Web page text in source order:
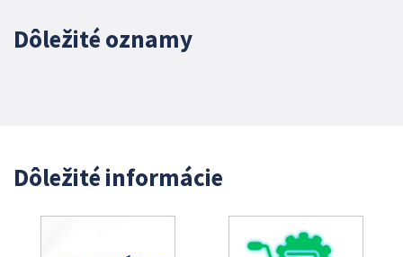
Dôležité oznamy
Dôležité informácie